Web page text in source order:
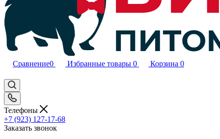
Сравнение0 Избранные товары 0 Корзина 0
Телефоны
+7 (923) 127-17-68
Заказать звонок